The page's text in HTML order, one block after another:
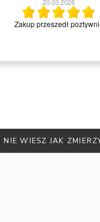
20.03.2026
Zakup przeszedł
NIE WIESZ JAK